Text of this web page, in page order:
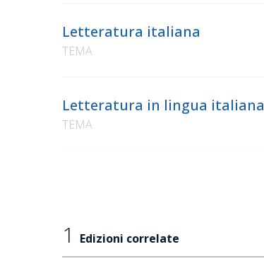
Letteratura italiana
TEMA
Letteratura in lingua italiana
TEMA
1 Edizioni correlate